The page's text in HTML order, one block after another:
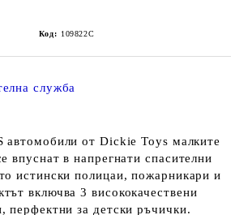
Код: 109822C
служба
автомобили от Dickie Toys малките
впуснат в напрегнати спасителни
истински полицаи, пожарникари и
включва 3 висококачествени
перфектни за детски ръчички.